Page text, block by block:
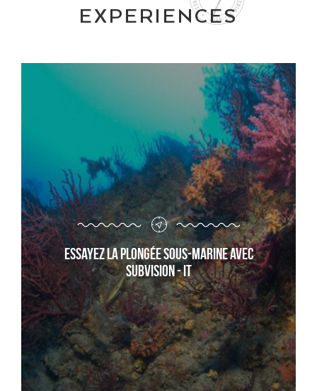
EXPERIENCES
Essayez la plongée sous-marine avec
Subvision - it